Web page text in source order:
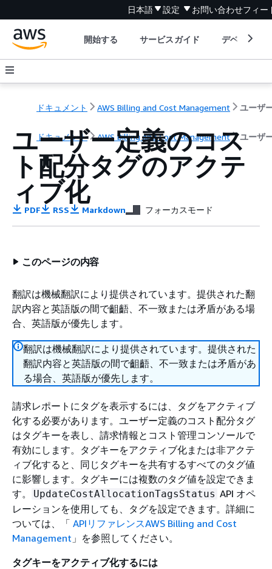
日本語 設定 お問い合わせフィー
開始する サービスガイド デベロッパ
ドキュメント AWS Billing and Cost Management
ドキュメント AWS Billing and Cost Management ユーザ
ユーザー定義のコス
ト配分タグのアクテ
ィブ化
PDF RSS Markdown フォーカスモード
このページの内容
翻訳は機械翻訳により提供されています。提供された翻
訳内容と英語版の間で齟齬、不一致または矛盾がある場
合、英語版が優先します。
翻訳は機械翻訳により提供されています。提供された
翻訳内容と英語版の間で齟齬、不一致または矛盾があ
る場合、英語版が優先します。
請求レポートにタグを表示するには、タグをアクティブ
化する必要があります。ユーザー定義のコスト配分タグ
はタグキーを表し、請求情報とコスト管理コンソールで
有効にします。タグキーをアクティブ化または非アクテ
ィブ化すると、同じタグキーを共有するすべてのタグ値
に影響します。タグキーには複数のタグ値を設定できま
す。
UpdateCostAllocationTagsStatus API オペ
レーションを使用しても、タグを設定できます。詳細に
ついては、「 APIリファレンスAWS Billing and Cost
Management 」を参照してください。
タグキーをアクティブ化するには